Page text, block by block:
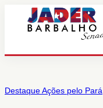
Destaque Ações pelo Pará